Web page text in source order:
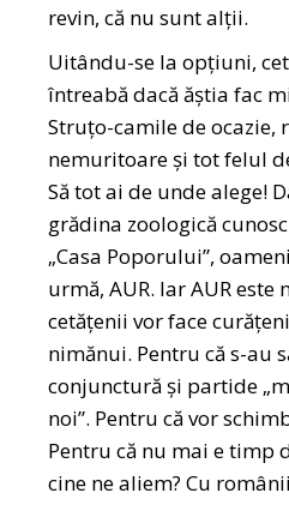
revin, că nu sunt alții.
Uitându-se la opțiuni,
întreabă dacă ăștia fac
Struțo-camile de ocazie,
nemuritoare și tot felul
Să tot ai de unde alege!
grădina zoologică
„Casa Poporului”,
urmă, AUR. Iar AUR
cetățenii vor face
nimănui. Pentru că s-au
conjunctură și partide
noi”. Pentru că vor
Pentru că nu mai e timp
cine ne aliem? Cu